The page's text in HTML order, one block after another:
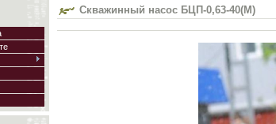
Скважинный насос БЦП-0,63-40(М)